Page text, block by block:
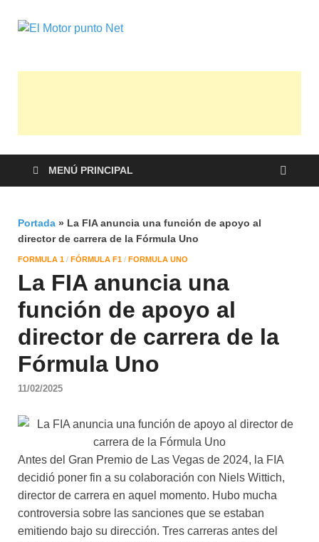
punto Net
MENÚ PRINCIPAL
Portada » La FIA anuncia una función de apoyo al
director de carrera de la Fórmula Uno
FORMULA 1 / FÓRMULA F1 / FORMULA UNO
La FIA anuncia una
función de apoyo al
director de carrera de la
Fórmula Uno
11/02/2025
Antes del Gran Premio de Las Vegas de 2024, la FIA
decidió poner fin a su colaboración con Niels Wittich,
director de carrera en aquel momento. Hubo mucha
controversia sobre las sanciones que se estaban
emitiendo bajo su dirección. Tres carreras antes del